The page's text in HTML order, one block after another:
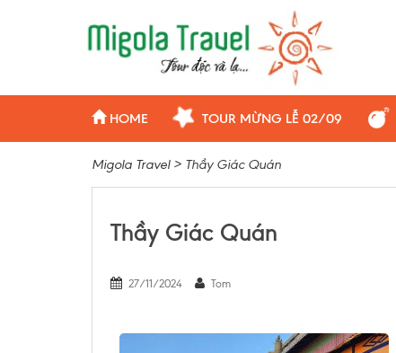
HOME TOUR MỪNG LỄ 02/09
Migola Travel> Thầy Giác Quán
Thầy Giác Quán
27/11/2024 Tom